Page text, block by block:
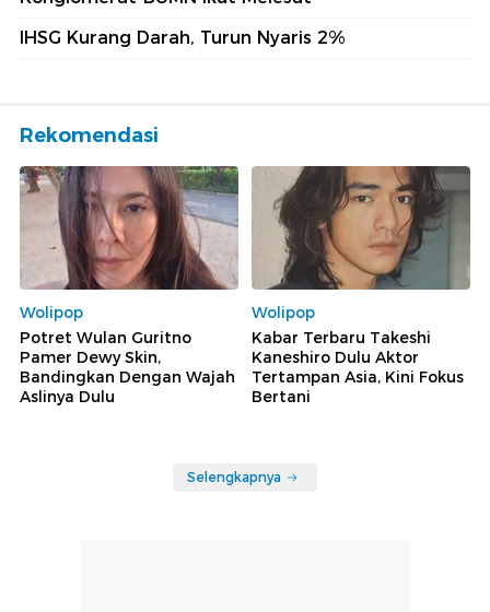
IHSG Kurang Darah, Turun Nyaris 2%
Rekomendasi
Wolipop
Potret Wulan Guritno
Pamer Dewy Skin,
Bandingkan Dengan Wajah
Aslinya Dulu
Wolipop
Kabar Terbaru Takeshi
Kaneshiro Dulu Aktor
Tertampan Asia, Kini Fokus
Bertani
Selengkapnya